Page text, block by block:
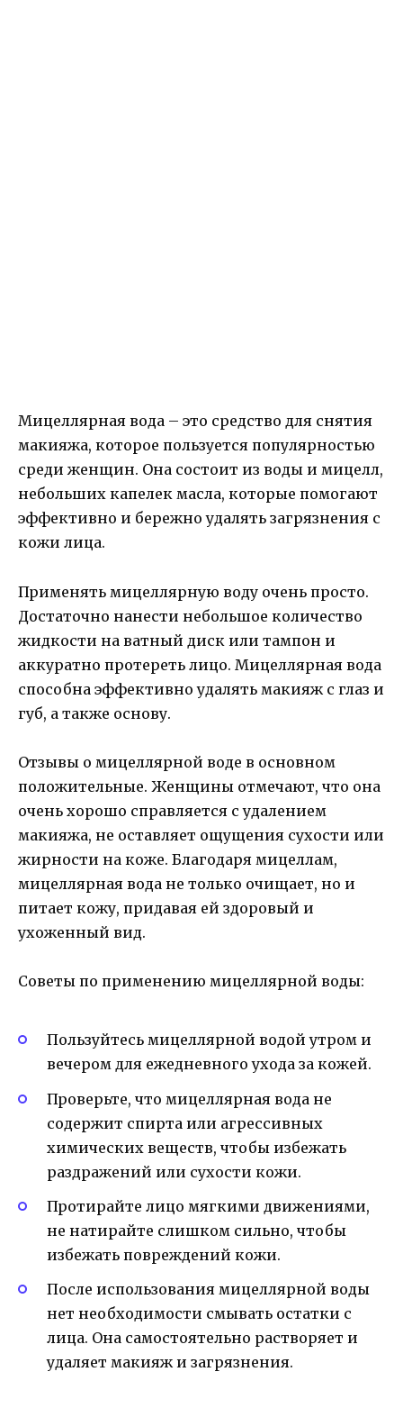
Мицеллярная вода – это средство для снятия
макияжа, которое пользуется популярностью
среди женщин. Она состоит из воды и мицелл,
небольших капелек масла, которые помогают
эффективно и бережно удалять загрязнения с
кожи лица.
Применять мицеллярную воду очень просто.
Достаточно нанести небольшое количество
жидкости на ватный диск или тампон и
аккуратно протереть лицо. Мицеллярная вода
способна эффективно удалять макияж с глаз и
губ, а также основу.
Отзывы о мицеллярной воде в основном
положительные. Женщины отмечают, что она
очень хорошо справляется с удалением
макияжа, не оставляет ощущения сухости или
жирности на коже. Благодаря мицеллам,
мицеллярная вода не только очищает, но и
питает кожу, придавая ей здоровый и
ухоженный вид.
Советы по применению мицеллярной воды:
Пользуйтесь мицеллярной водой утром и
вечером для ежедневного ухода за кожей.
Проверьте, что мицеллярная вода не
содержит спирта или агрессивных
химических веществ, чтобы избежать
раздражений или сухости кожи.
Протирайте лицо мягкими движениями,
не натирайте слишком сильно, чтобы
избежать повреждений кожи.
После использования мицеллярной воды
нет необходимости смывать остатки с
лица. Она самостоятельно растворяет и
удаляет макияж и загрязнения.